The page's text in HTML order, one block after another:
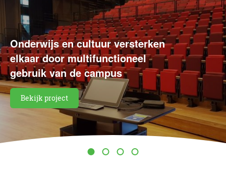
Onderwijs en cultuur versterken
elkaar door multifunctioneel
gebruik van de campus
Bekijk project